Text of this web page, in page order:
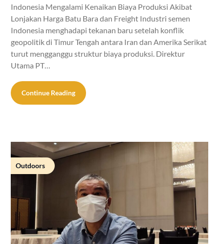
Indonesia Mengalami Kenaikan Biaya Produksi Akibat
Lonjakan Harga Batu Bara dan Freight Industri semen
Indonesia menghadapi tekanan baru setelah konflik
geopolitik di Timur Tengah antara Iran dan Amerika Serikat
turut mengganggu struktur biaya produksi. Direktur
Utama PT…
Continue Reading
Outdoors